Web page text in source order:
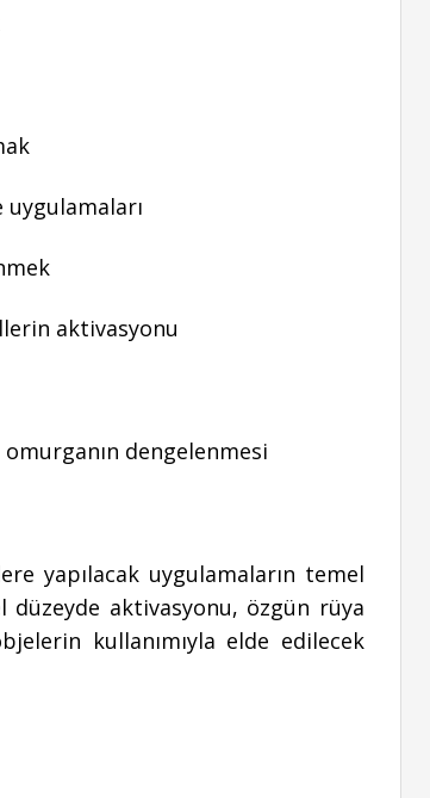
aktivasyonu
dengelenmesi
yapılacak uygulamaların temel
düzeyde aktivasyonu, özgün rüya
kullanımıyla elde edilecek